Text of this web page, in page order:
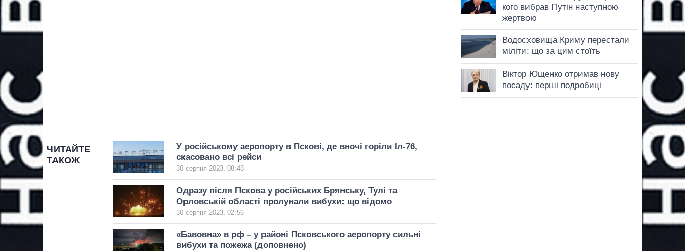
ЧИТАЙТЕ
ТАКОЖ
У російському аеропорту в Пскові, де вночі горіли Іл-76,
скасовано всі рейси
30 серпня 2023, 08:48
Одразу після Пскова у російських Брянську, Тулі та
Орловській області пролунали вибухи: що відомо
30 серпня 2023, 02:56
«Бавовна» в рф – у районі Псковського аеропорту сильні
вибухи та пожежа (доповнено)